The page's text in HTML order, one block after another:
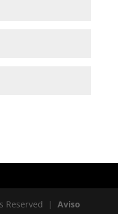
Reserved | Aviso